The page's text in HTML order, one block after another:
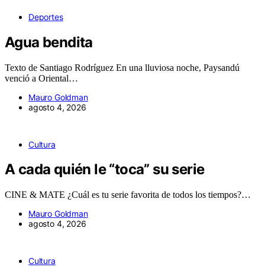
Deportes
Agua bendita
Texto de Santiago Rodríguez En una lluviosa noche, Paysandú
venció a Oriental…
Mauro Goldman
agosto 4, 2026
Cultura
A cada quién le “toca” su serie
CINE & MATE ¿Cuál es tu serie favorita de todos los tiempos?…
Mauro Goldman
agosto 4, 2026
Cultura